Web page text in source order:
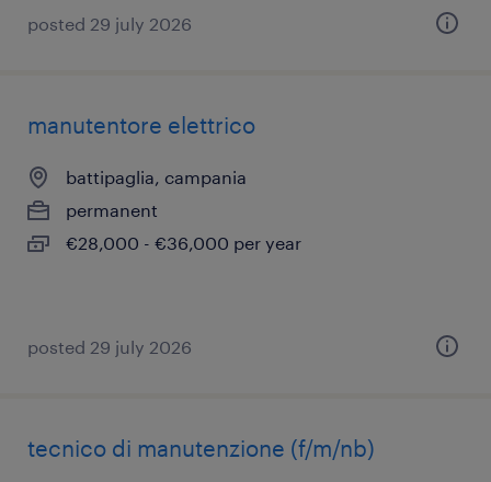
posted 29 july 2026
manutentore elettrico
battipaglia, campania
permanent
€28,000 - €36,000 per year
posted 29 july 2026
tecnico di manutenzione (f/m/nb)